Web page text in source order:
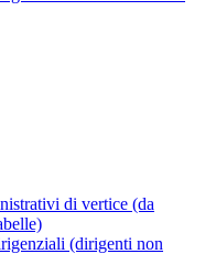
di vertice (da
(dirigenti non